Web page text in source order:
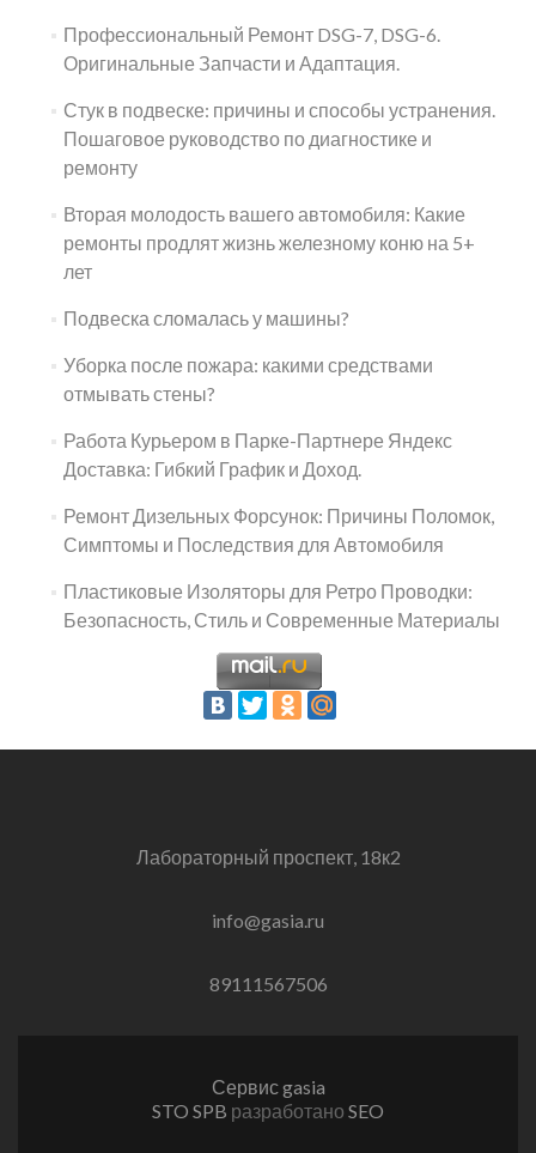
Профессиональный Ремонт DSG-7, DSG-6.
Оригинальные Запчасти и Адаптация.
Стук в подвеске: причины и способы устранения.
Пошаговое руководство по диагностике и
ремонту
Вторая молодость вашего автомобиля: Какие
ремонты продлят жизнь железному коню на 5+
лет
Подвеска сломалась у машины?
Уборка после пожара: какими средствами
отмывать стены?
Работа Курьером в Парке-Партнере Яндекс
Доставка: Гибкий График и Доход.
Ремонт Дизельных Форсунок: Причины Поломок,
Симптомы и Последствия для Автомобиля
Пластиковые Изоляторы для Ретро Проводки:
Безопасность, Стиль и Современные Материалы
Лабораторный проспект, 18к2
info@gasia.ru
89111567506
Сервис gasia
STO SPB разработано SEO